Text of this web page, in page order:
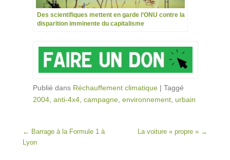
Des scientifiques mettent en garde l’ONU contre la
disparition imminente du capitalisme
Publié dans Réchauffement climatique | Taggé
2004 anti-4x4 campagne environnement urbain
Post navigation
← Barrage à la Formule 1 à
Lyon
La voiture « propre » →